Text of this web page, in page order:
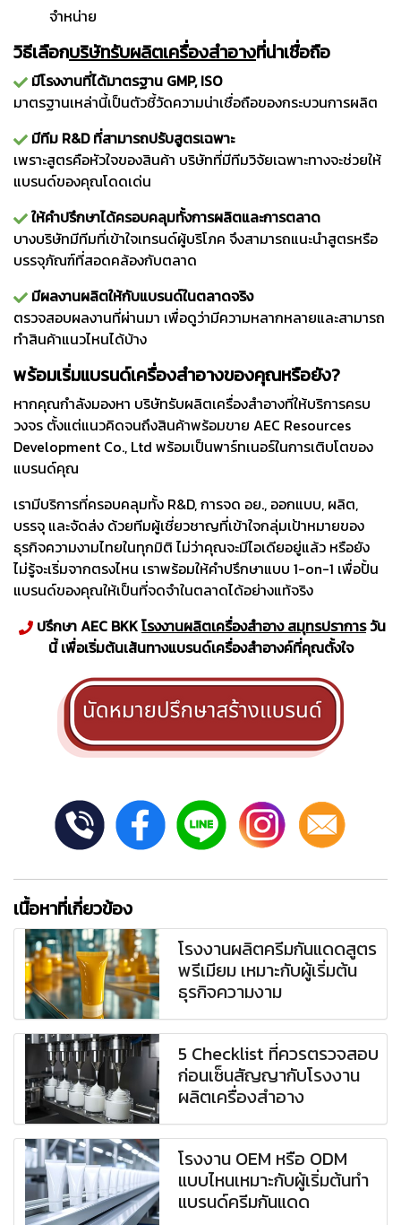
จำหน่าย
วิธีเลือกบริษัทรับผลิตเครื่องสำอางที่น่าเชื่อถือ
มีโรงงานที่ได้มาตรฐาน GMP, ISO
มาตรฐานเหล่านี้เป็นตัวชี้วัดความน่าเชื่อถือของกระบวนการผลิต
มีทีม R&D ที่สามารถปรับสูตรเฉพาะ
เพราะสูตรคือหัวใจของสินค้า บริษัทที่มีทีมวิจัยเฉพาะทางจะช่วยให้
แบรนด์ของคุณโดดเด่น
ให้คำปรึกษาได้ครอบคลุมทั้งการผลิตและการตลาด
บางบริษัทมีทีมที่เข้าใจเทรนด์ผู้บริโภค จึงสามารถแนะนำสูตรหรือ
บรรจุภัณฑ์ที่สอดคล้องกับตลาด
มีผลงานผลิตให้กับแบรนด์ในตลาดจริง
ตรวจสอบผลงานที่ผ่านมา เพื่อดูว่ามีความหลากหลายและสามารถ
ทำสินค้าแนวไหนได้บ้าง
พร้อมเริ่มแบรนด์เครื่องสำอางของคุณหรือยัง?
หากคุณกำลังมองหา บริษัทรับผลิตเครื่องสำอางที่ให้บริการครบ
วงจร ตั้งแต่แนวคิดจนถึงสินค้าพร้อมขาย AEC Resources
Development Co., Ltd พร้อมเป็นพาร์ทเนอร์ในการเติบโตของ
แบรนด์คุณ
เรามีบริการที่ครอบคลุมทั้ง R&D, การจด อย., ออกแบบ, ผลิต,
บรรจุ และจัดส่ง ด้วยทีมผู้เชี่ยวชาญที่เข้าใจกลุ่มเป้าหมายของ
ธุรกิจความงามไทยในทุกมิติ ไม่ว่าคุณจะมีไอเดียอยู่แล้ว หรือยัง
ไม่รู้จะเริ่มจากตรงไหน เราพร้อมให้คำปรึกษาแบบ 1-on-1 เพื่อปั้น
แบรนด์ของคุณให้เป็นที่จดจำในตลาดได้อย่างแท้จริง
ปรึกษา AEC BKKโรงงานผลิตเครื่องสำอาง สมุทรปราการวัน
นี้ เพื่อเริ่มต้นเส้นทางแบรนด์เครื่องสำอางค์ที่คุณตั้งใจ
เนื้อหาที่เกี่ยวข้อง
โรงงานผลิตครีมกันแดดสูตร
พรีเมียม เหมาะกับผู้เริ่มต้น
ธุรกิจความงาม
5 Checklist ที่ควรตรวจสอบ
ก่อนเซ็นสัญญากับโรงงาน
ผลิตเครื่องสำอาง
โรงงาน OEM หรือ ODM
แบบไหนเหมาะกับผู้เริ่มต้นทำ
แบรนด์ครีมกันแดด